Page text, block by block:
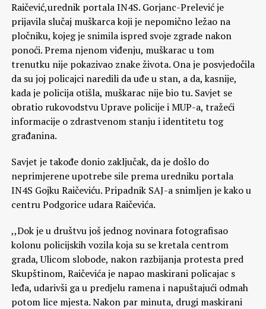
Raičević,urednik portala IN4S. Gorjanc-Prelević je
prijavila slučaj muškarca koji je nepomično ležao na
pločniku, kojeg je snimila ispred svoje zgrade nakon
ponoći. Prema njenom viđenju, muškarac u tom
trenutku nije pokazivao znake života. Ona je posvjedočila
da su joj policajci naredili da uđe u stan, a da, kasnije,
kada je policija otišla, muškarac nije bio tu. Savjet se
obratio rukovodstvu Uprave policije i MUP-a, tražeći
informacije o zdrastvenom stanju i identitetu tog
građanina.
Savjet je takođe donio zaključak, da je došlo do
neprimjerene upotrebe sile prema uredniku portala
IN4S Gojku Raičeviću. Pripadnik SAJ-a snimljen je kako u
centru Podgorice udara Raičevića.
,,Dok je u društvu još jednog novinara fotografisao
kolonu policijskih vozila koja su se kretala centrom
grada, Ulicom slobode, nakon razbijanja protesta pred
Skupštinom, Raičevića je napao maskirani policajac s
leđa, udarivši ga u predjelu ramena i napuštajući odmah
potom lice mjesta. Nakon par minuta, drugi maskirani